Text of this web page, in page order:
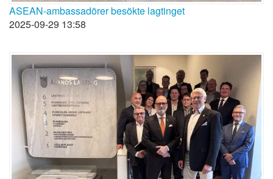
ASEAN-ambassadörer besökte lagtinget
2025-09-29 13:58